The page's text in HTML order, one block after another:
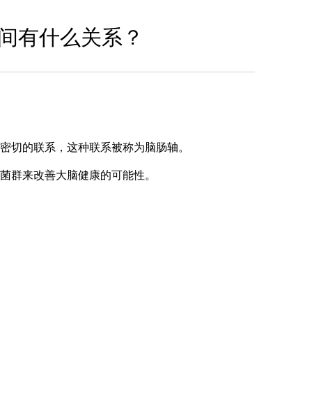
有什么关系？
切的联系，这种联系被称为脑肠轴。
群来改善大脑健康的可能性。